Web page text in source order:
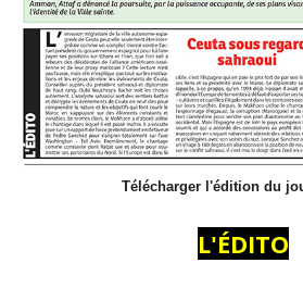
Télécharger l'édition du
L'ÉDITO